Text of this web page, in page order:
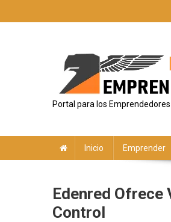
al
Portal para los
Inicio Emprender
Edenred Ofrece
Control